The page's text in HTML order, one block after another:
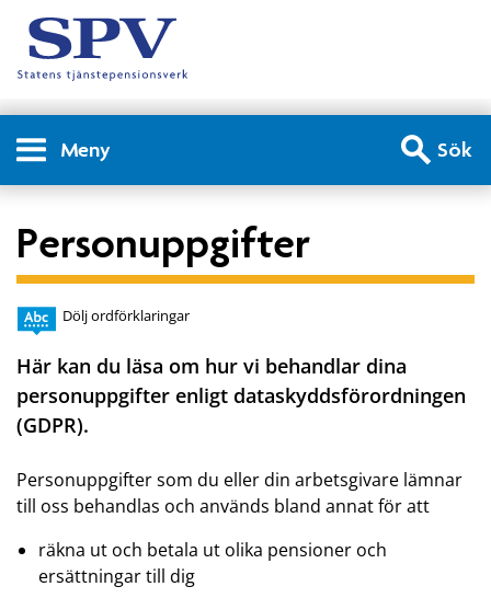
Meny Sök
Personuppgifter
Dölj ordförklaringar
Här kan du läsa om hur vi behandlar dina
personuppgifter enligt dataskyddsförordningen
(GDPR).
Personuppgifter som du eller din arbetsgivare lämnar
till oss behandlas och används bland annat för att
räkna ut och betala ut olika pensioner och
ersättningar till dig